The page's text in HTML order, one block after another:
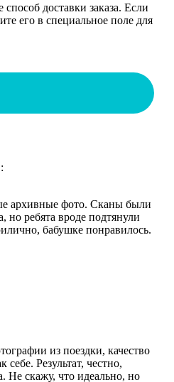
доставки заказа. Если
его в специальное поле для
:
архивные фото. Сканы были
но ребята вроде подтянули
бабушке понравилось.
из поездки, качество
себе. Результат, честно,
Не скажу, что идеально, но